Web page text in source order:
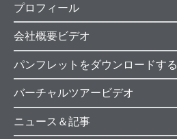
プロフィール
会社概要ビデオ
パンフレットをダウンロードする
バーチャルツアービデオ
ニュース＆記事